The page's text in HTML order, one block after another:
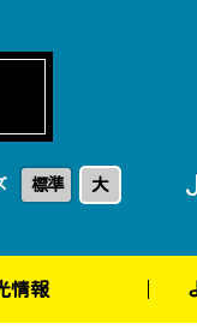
標準 大
情報